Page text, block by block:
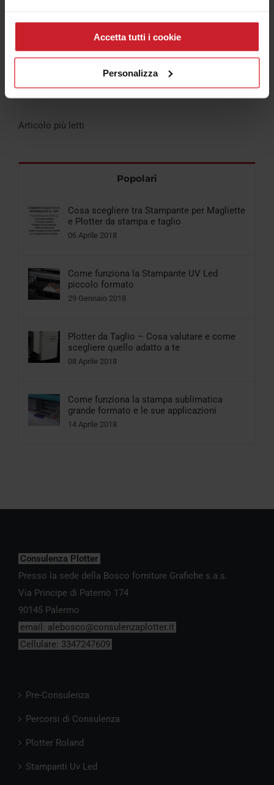
Accetta tutti i cookie
Personalizza
Iscriviti al Canale Youtube Consulenza Plotter
Articolo più letti
Popolari
Cosa scegliere tra Stampante per Magliette
e Plotter da stampa e taglio
06 Aprile 2018
Come funziona la Stampante UV Led
piccolo formato
29 Gennaio 2018
Plotter da Taglio – Cosa valutare e come
scegliere quello adatto a te
08 Aprile 2018
Come funziona la stampa sublimatica
grande formato e le sue applicazioni
14 Aprile 2018
Consulenza Plotter
Presso la sede della Bosco forniture Grafiche s.a.s.
Via Principe di Paternò 174
90145 Palermo
email: alebosco@consulenzaplotter.it
Cellulare: 3347247609
Pre-Consulenza
Percorsi di Consulenza
Plotter Roland
Stampanti Uv Led